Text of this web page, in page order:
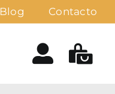
Blog Contacto